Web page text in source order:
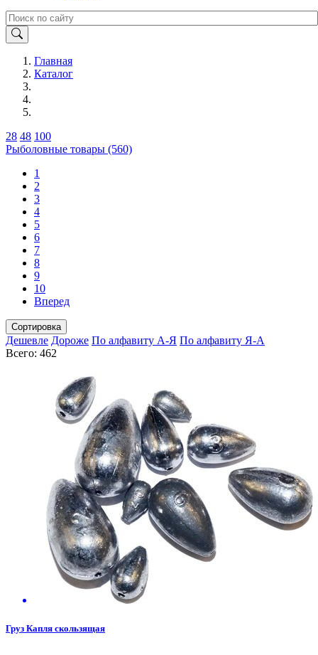
Главная
Каталог
28 48 100
Рыболовные товары (560)
1
2
3
4
5
6
7
8
9
10
Вперед
Сортировка
Дешевле Дороже По алфавиту А-Я По алфавиту Я-А
Всего: 462
Груз Капля скользящая